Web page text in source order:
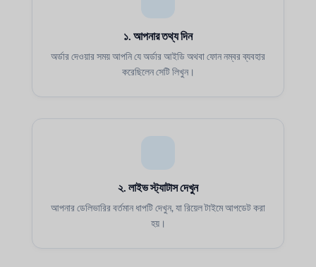
১. আপনার তথ্য দিন
অর্ডার দেওয়ার সময় আপনি যে অর্ডার আইডি অথবা ফোন নম্বর ব্যবহার
করেছিলেন সেটি লিখুন।
২. লাইভ স্ট্যাটাস দেখুন
আপনার ডেলিভারির বর্তমান ধাপটি দেখুন, যা রিয়েল টাইমে আপডেট করা
হয়।